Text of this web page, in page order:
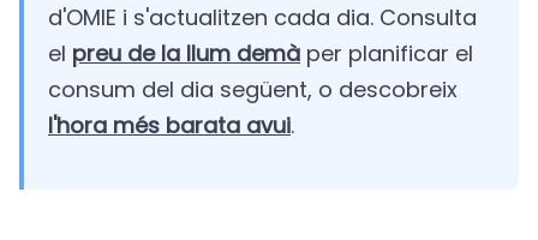
d'OMIE i s'actualitzen cada dia. Consulta
el preu de la llum demà per planificar el
consum del dia següent, o descobreix
l'hora més barata avui.